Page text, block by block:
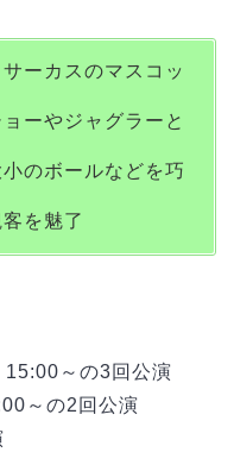
ーカスのマスコッ
ーやジャグラーと
のボールなどを巧
を魅了
～の3回公演
～の2回公演